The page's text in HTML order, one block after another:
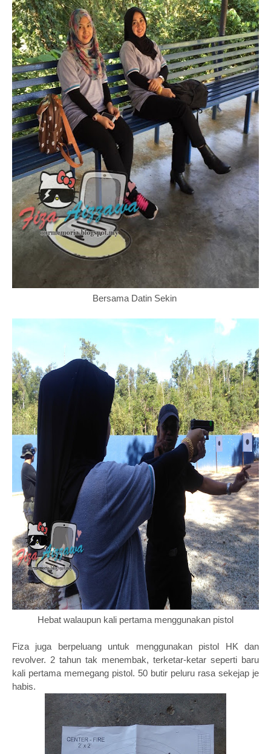
Bersama Datin Sekin
Hebat walaupun kali pertama menggunakan pistol
Fiza juga berpeluang untuk menggunakan pistol HK dan
revolver. 2 tahun tak menembak, terketar-ketar seperti baru
kali pertama memegang pistol. 50 butir peluru rasa sekejap je
habis.